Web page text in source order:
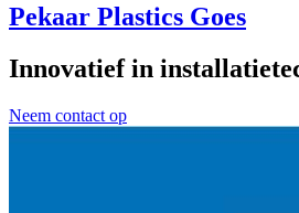
Pekaar Plastics Goes
Innovatief in
Neem contact op